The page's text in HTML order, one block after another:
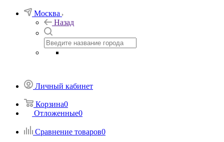
Москва
Назад
Личный кабинет
Корзина0
Отложенные0
Сравнение товаров0